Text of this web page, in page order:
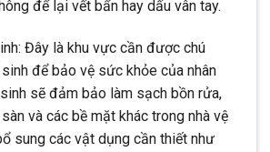
để lại vết bẩn hay dấu vân tay.
Đây là khu vực cần được chú
để bảo vệ sức khỏe của nhân
sẽ đảm bảo làm sạch bồn rửa,
và các bề mặt khác trong nhà vệ
sung các vật dụng cần thiết như